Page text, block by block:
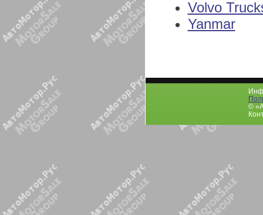
Volvo
Yanmar
©